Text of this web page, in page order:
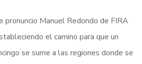
pronuncio Manuel Redondo de FIRA
el camino para que un
se sume a las regiones donde se